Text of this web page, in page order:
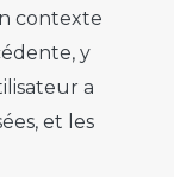
contexte
y
a
et les